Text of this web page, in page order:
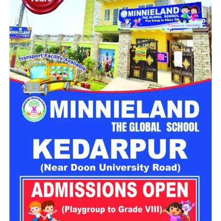
दर्दनाक हादसे में दो लोगों की मौके पर ही मौत
मिली जानकारी के अनुसार, जिला आपातकालीन परिचालन केंद्र को रात
करीब 8:43 बजे दुर्घटना की सूचना प्राप्त हुई। बताया गया कि वाहन संख्या
UK13CA0826 तरसाली के समीप संतुलन खो बैठा और सैकड़ों फीट
गहरी खाई में जा गिरा।
सूचना मिलते ही एसडीआरएफ, एनडीआरएफ, स्थानीय पुलिस और 108
एम्बुलेंस की संयुक्त टीम मौके पर पहुंची। दुर्गम इलाके में कई घंटों तक चले
रेस्क्यू ऑपरेशन के दौरान राहत दल ने खाई में गिरे डंपर तक पहुंचकर दोनों
लोगों को बाहर निकालने का प्रयास किया।